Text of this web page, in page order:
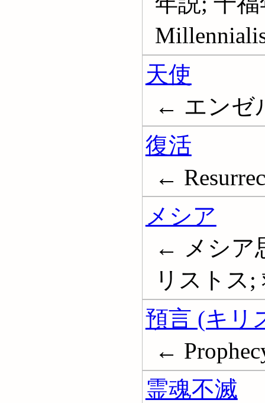
天使
← エンゼ
復活
←
メシア
← メシア
リストス;
預言 (キリ
←
霊魂不滅